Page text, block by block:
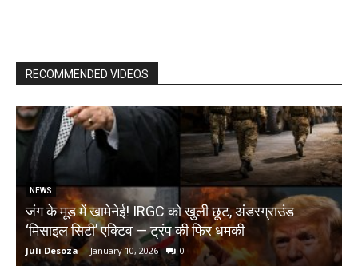
RECOMMENDED VIDEOS
NEWS
जंग के मूड में खामेनेई! IRGC को खुली छूट, अंडरग्राउंड
‘मिसाइल सिटी’ एक्टिव — ट्रंप की फिर धमकी
Juli Desoza - January 10, 2026 0